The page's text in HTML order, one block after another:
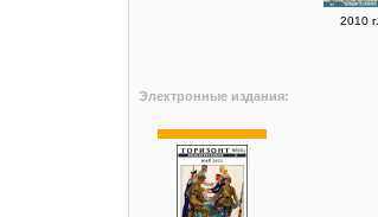
2010 г.
Электронные издания: